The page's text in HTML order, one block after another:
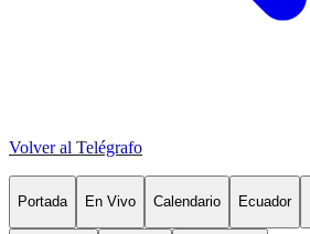
Volver al Telégrafo
Portada En Vivo Calendario Ecuador